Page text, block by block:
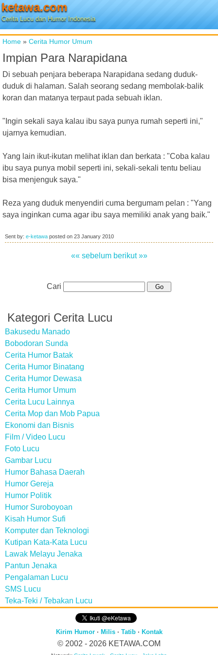
ketawa.com
Cerita Lucu dan Humor Indonesia
Home » Cerita Humor Umum
Impian Para Narapidana
Di sebuah penjara beberapa Narapidana sedang duduk-
duduk di halaman. Salah seorang sedang membolak-balik
koran dan matanya terpaut pada sebuah iklan.
"Ingin sekali saya kalau ibu saya punya rumah seperti ini,"
ujarnya kemudian.
Yang lain ikut-ikutan melihat iklan dan berkata : "Coba kalau
ibu saya punya mobil seperti ini, sekali-sekali tentu beliau
bisa menjenguk saya."
Reza yang duduk menyendiri cuma bergumam pelan : "Yang
saya inginkan cuma agar ibu saya memiliki anak yang baik."
Sent by: e-ketawa posted on 23 January 2010
«« sebelum berikut »»
Cari
Kategori Cerita Lucu
Bakusedu Manado
Bobodoran Sunda
Cerita Humor Batak
Cerita Humor Binatang
Cerita Humor Dewasa
Cerita Humor Umum
Cerita Lucu Lainnya
Cerita Mop dan Mob Papua
Ekonomi dan Bisnis
Film / Video Lucu
Foto Lucu
Gambar Lucu
Humor Bahasa Daerah
Humor Gereja
Humor Politik
Humor Suroboyoan
Kisah Humor Sufi
Komputer dan Teknologi
Kutipan Kata-Kata Lucu
Lawak Melayu Jenaka
Pantun Jenaka
Pengalaman Lucu
SMS Lucu
Teka-Teki / Tebakan Lucu
Kirim Humor· Milis· Tatib· Kontak
© 2002 - 2026 KETAWA.COM